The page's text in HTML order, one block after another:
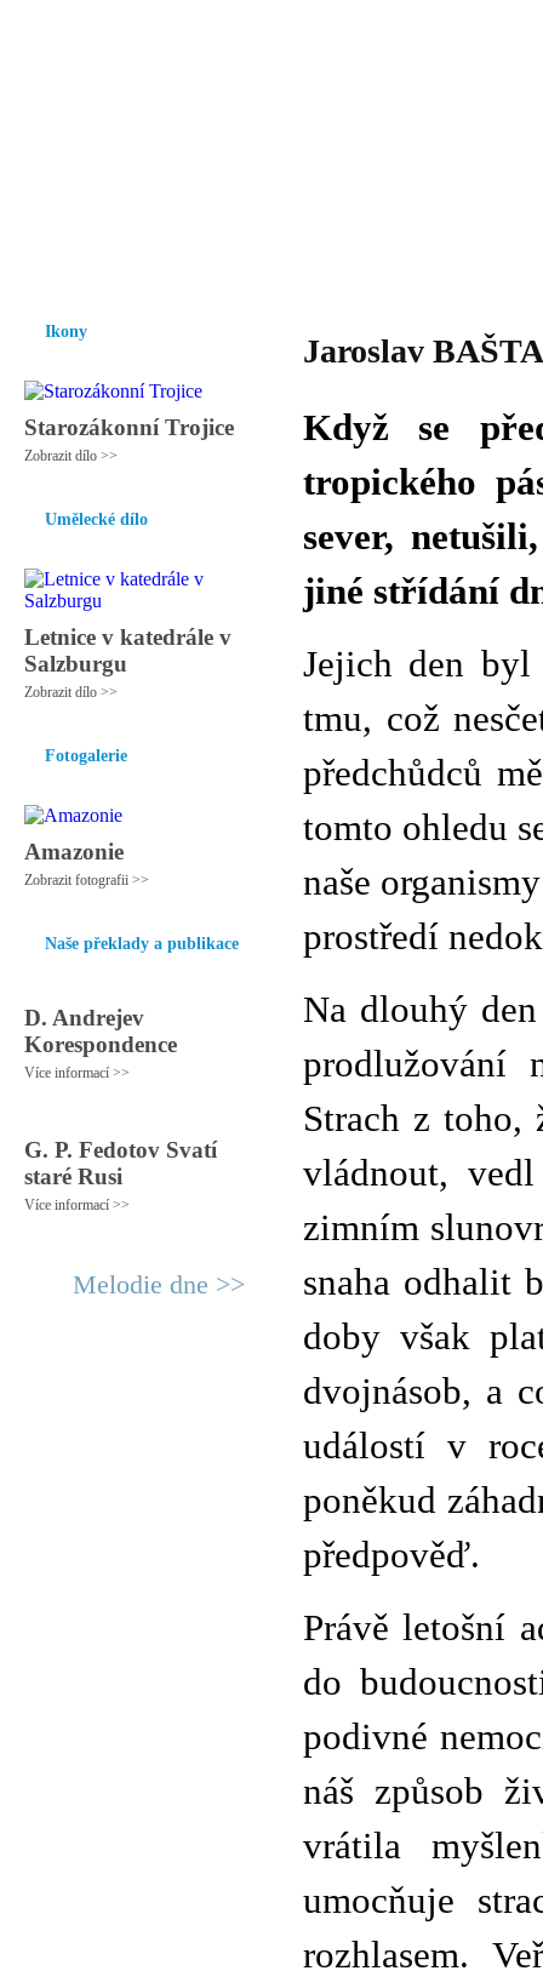
Ikony
Starozákonní Trojice
Zobrazit dílo >>
Umělecké dílo
Letnice v katedrále v
Salzburgu
Zobrazit dílo >>
Fotogalerie
Amazonie
Zobrazit fotografii >>
Naše překlady a publikace
D. Andrejev
Korespondence
Více informací >>
G. P. Fedotov Svatí
staré Rusi
Více informací >>
Melodie dne >>
Jaroslav
Když se
tropického
sever,
jiné střídání
Jejich den byl
tmu, což
předchůdců
tomto ohledu
naše
prostředí
Na dlouhý
prodlužování
Strach z toho,
vládnout,
zimním
snaha odhalit
doby však
dvojnásob, a
událostí v
poněkud
předpověď.
Právě letošní
do
podivné
náš způsob
vrátila
umocňuje
rozhlasem.